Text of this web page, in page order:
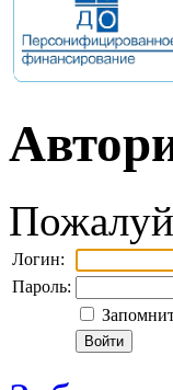
Логин:
Пароль: